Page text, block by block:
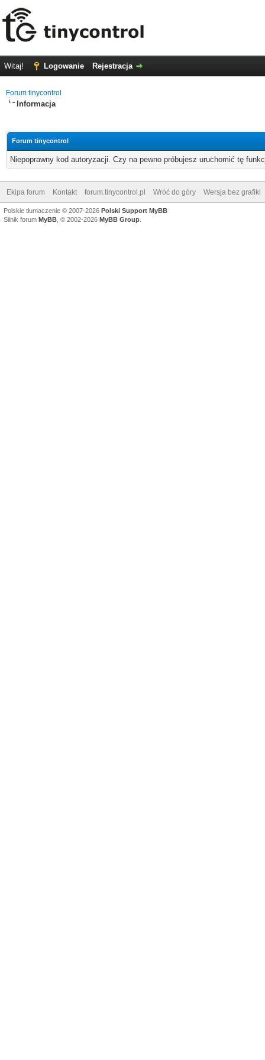
Witaj! Logowanie Rejestracja
Forum tinycontrol
Informacja
Forum tinycontrol
Niepoprawny kod autoryzacji. Czy na pewno próbujesz uruchomić tę
Ekipa forum Kontakt forum.tinycontrol.pl Wróć do góry Wersja bez grafiki
Polskie tłumaczenie © 2007-2026 Polski Support MyBB
Silnik forum MyBB , © 2002-2026 MyBB Group